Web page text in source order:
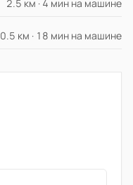
2.5 км · 4 мин на машине
км · 18 мин на машине